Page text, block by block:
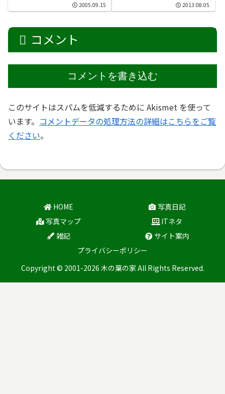
2005.09.15 2013.08.05
コメント
コメントを書き込む
このサイトはスパムを低減するために Akismet を使って
います。 コメントデータの処理方法の詳細はこちらをご覧
ください。
HOME
写真日記
写真マップ
ITネタ
雑記
サイト案内
プライバシーポリシー
Copyright © 2001-2026 木の葉の家 All Rights Reserved.